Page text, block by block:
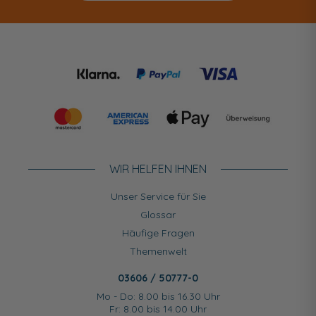
WIR HELFEN IHNEN
Unser Service für Sie
Glossar
Häufige Fragen
Themenwelt
03606 / 50777-0
Mo - Do: 8.00 bis 16.30 Uhr
Fr: 8.00 bis 14.00 Uhr